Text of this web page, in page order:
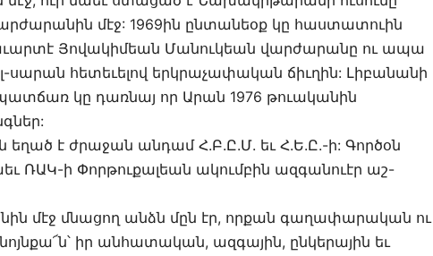
մէջ: 1969ին ընտանեօք կը հաստատուին
Յովակիմեան Մանուկեան վարժարանը ու ապա
սարան հետեւելով երկրաչափական ճիւղին: Լիբանանի
կը դառնայ որ Արան 1976 թուականին
եղած է ժրաջան անդամ Հ.Բ.Ը.Մ. եւ Հ.Ե.Ը.-ի: Գործօն
ՌԱԿ-ի Փորթուքալեան ակումբին ազգանուէր աշ-
մէջ մնացող անձն մըն էր, որքան գաղափարական ու
իր անհատական, ազգային, ընկերային եւ